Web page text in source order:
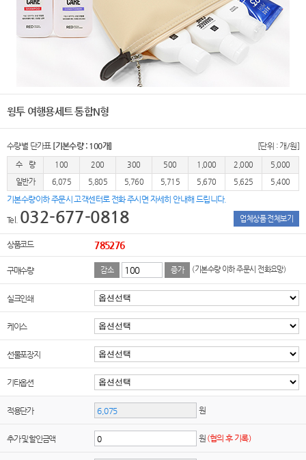
윙투 여행용세트 통합N형
수량별 단가표 [기본수량 : 100개] [단위 : 개/원]
수 량 100 200 300 500 1,000 2,000
5,000
일반가
6,075 5,805 5,760 5,715 5,670 5,625 5,400
기본수량이하 주문시 고객센터로 전화 주시면 자세히 안내해 드립니다.
Tel. 032-677-0818 업체상품 전체보기
상품코드 785276
구매수량 감소 증가 (기본수량 이하 주문시 전화요망)
실크인쇄
케이스
선물포장지
기타옵션
적용단가 원
추가 및 할인금액 원 (협의 후 기록)